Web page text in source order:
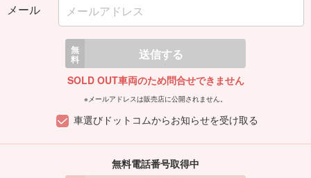
メール
無
料 送信する
SOLD OUT車両のため問合せできません
※メールアドレスは販売店に公開されません。
車選びドットコムからお知らせを受け取る
無料電話番号取得中